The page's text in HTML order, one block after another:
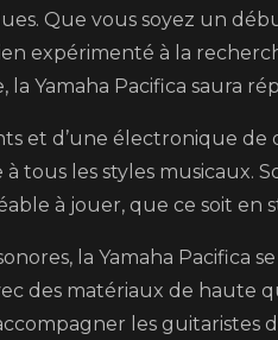
Que vous soyez un
expérimenté à la
la Yamaha Pacifica saura
et d’une électronique
à tous les styles musicaux.
à jouer, que ce soit en
la Yamaha Pacifica
des matériaux de haute
les guitaristes